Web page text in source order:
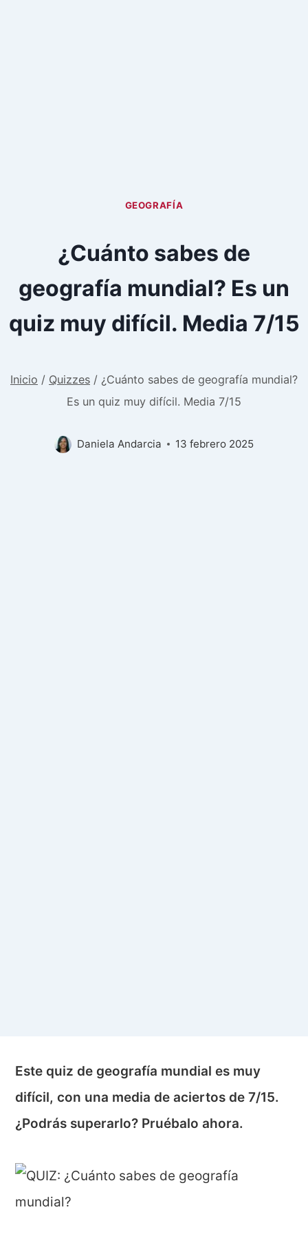
GEOGRAFÍA
¿Cuánto sabes de
geografía mundial? Es un
quiz muy difícil. Media 7/15
Inicio / Quizzes / ¿Cuánto sabes de geografía mundial?
Es un quiz muy difícil. Media 7/15
Daniela Andarcia 13 febrero 2025
Este quiz de geografía mundial es muy
difícil, con una media de aciertos de 7/15.
¿Podrás superarlo? Pruébalo ahora.